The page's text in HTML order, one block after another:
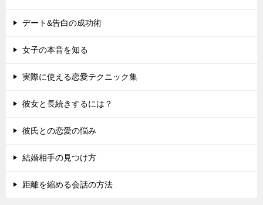
デート&告白の成功術
女子の本音を知る
実際に使える恋愛テクニック集
彼女と長続きするには？
彼氏との恋愛の悩み
結婚相手の見つけ方
距離を縮める会話の方法